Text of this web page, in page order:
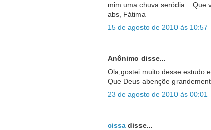
mim uma chuva seródia... Que
abs, Fátima
15 de agosto de 2010 às 10:57
Anônimo disse...
Ola,gostei muito desse estudo
Que Deus abençõe
23 de agosto de 2010 às 00:01
cissadisse...